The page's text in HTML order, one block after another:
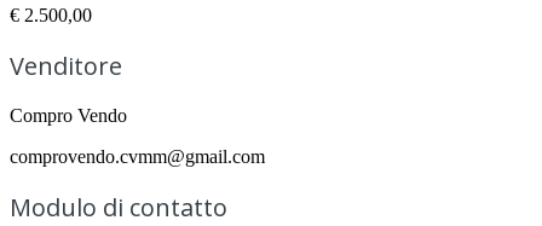
€ 2.500,00
Venditore
Compro Vendo
comprovendo.cvmm@gmail.com
Modulo di contatto